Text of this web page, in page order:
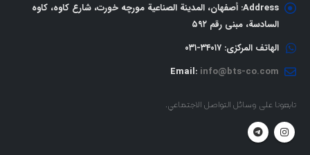
Address: أصفهان، المدينة الصناعية مورچه خورت، شارع كاوه، كاوه
السادسة، مبنى رقم ٥٩٢
الهاتف المركزي: ٣٤٠١٧-٠٣١
Email: info@bts-co.com
تابعونا على وسائل التواصل الاجتماعي.